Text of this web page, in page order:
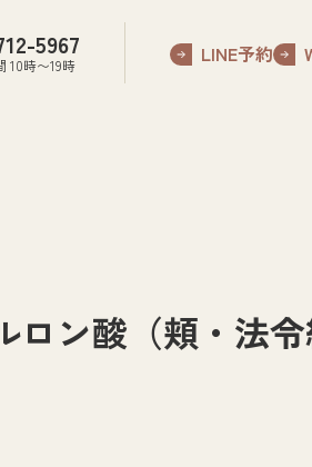
5967
10時〜19時 LINE予約
ロン酸（頬・